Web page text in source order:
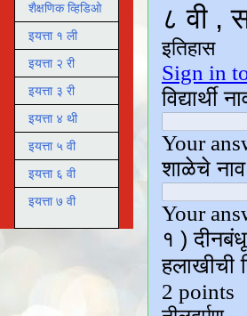
शैक्षणिक व्हिडिओ
इयत्ता १ ली
इयत्ता २ री
इयत्ता ३ री
इयत्ता ४ थी
इयत्ता ५ वी
इयत्ता ६ वी
इयत्ता ७ वी